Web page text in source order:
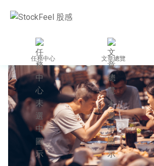
任務中心 文章總覽